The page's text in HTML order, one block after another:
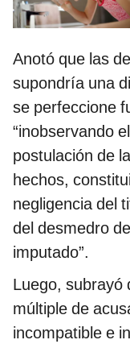
Anotó que las
supondría una
se perfeccione
“inobservando
postulación de
hechos,
negligencia del
del desmedro
imputado”.
Luego, subrayó
múltiple de
incompatible e